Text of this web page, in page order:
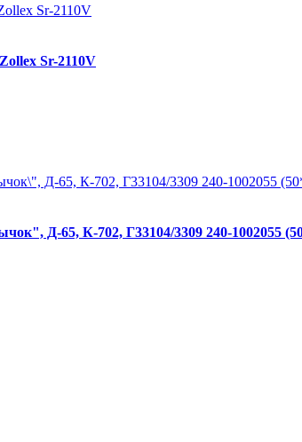
Sr-2110V
Д-65, К-702, Г33104/3309 240-1002055